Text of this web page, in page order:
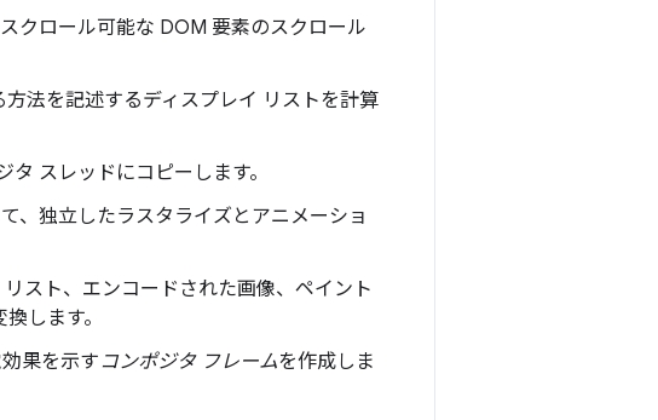
クロール可能な DOM 要素のスクロール
法を記述するディスプレイ リストを計算
スレッドにコピーします。
、独立したラスタライズとアニメーショ
スト、エンコードされた画像、ペイント
換します。
果を示すコンポジタ フレームを作成しま